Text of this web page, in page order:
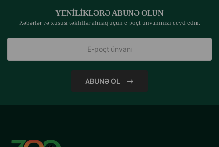
YENILIKLƏRƏ ABUNƏ OLUN
Xəbərlər və xüsusi təkliflər almaq üçün e-poçt ünvanınızı qeyd edin.
ABUNƏ OL